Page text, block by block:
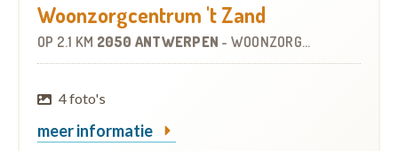
Woonzorgcentrum 't Zand
OP 2.1 KM 2050 ANTWERPEN - WOONZORGCENTRUM (WZC)
4 foto's
meer informatie